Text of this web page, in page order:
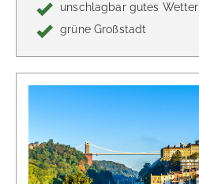
unschlagbar gutes Wetter
grüne Großstadt